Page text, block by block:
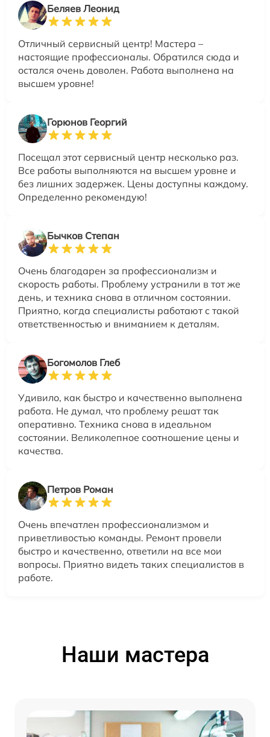
Беляев Леонид
Отличный сервисный центр! Мастера –
настоящие профессионалы. Обратился сюда и
остался очень доволен. Работа выполнена на
высшем уровне!
Горюнов Георгий
Посещал этот сервисный центр несколько раз.
Все работы выполняются на высшем уровне и
без лишних задержек. Цены доступны каждому.
Определенно рекомендую!
Бычков Степан
Очень благодарен за профессионализм и
скорость работы. Проблему устранили в тот же
день, и техника снова в отличном состоянии.
Приятно, когда специалисты работают с такой
ответственностью и вниманием к деталям.
Богомолов Глеб
Удивило, как быстро и качественно выполнена
работа. Не думал, что проблему решат так
оперативно. Техника снова в идеальном
состоянии. Великолепное соотношение цены и
качества.
Петров Роман
Очень впечатлен профессионализмом и
приветливостью команды. Ремонт провели
быстро и качественно, ответили на все мои
вопросы. Приятно видеть таких специалистов в
работе.
Наши мастера